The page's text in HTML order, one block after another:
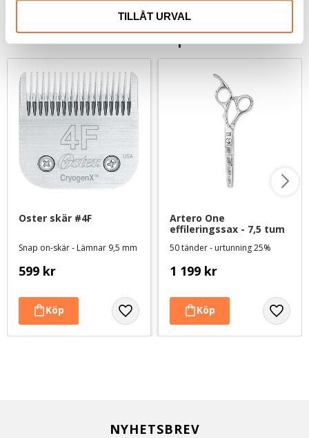
TILLÅT URVAL
Senaste besökta produkter
Oster skär #4F
Snap on-skär - Lämnar 9,5 mm
599 kr
Artero One
effileringssax - 7,5 tum
50 tänder - urtunning 25%
1 199 kr
NYHETSBREV